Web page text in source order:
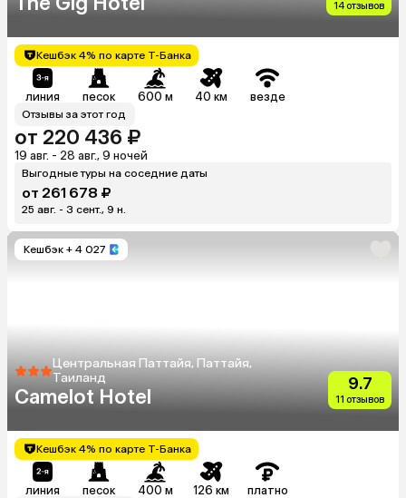
14 отзывов
Кешбэк 4% по карте Т-Банка
линия песок 600 м 40 км везде
Отзывы за этот год
от 220 436 ₽
19 авг. - 28 авг., 9 ночей
Выгодные туры на соседние даты
от 261 678 ₽
25 авг. - 3 сент., 9 н.
Кешбэк + 4 027
Центральная Паттайя, Паттайя,
Таиланд
Camelot Hotel
9.7
11 отзывов
Кешбэк 4% по карте Т-Банка
линия песок 400 м 126 км платно